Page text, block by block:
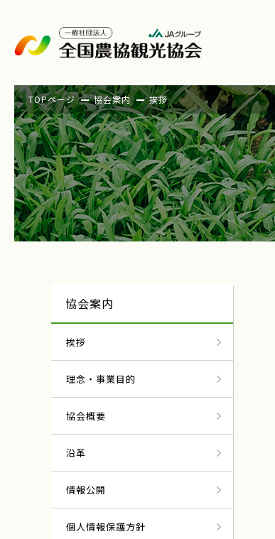
TOPページ 協会案内 挨拶
協会案内
挨拶
理念・事業目的
協会概要
沿革
情報公開
個人情報保護方針